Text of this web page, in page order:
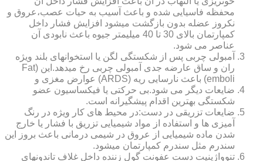
محفظه فاسیایی شده و باعث آسیب به حیات عصب،عروق و
نکروز عضله بدون بازگشت میشود افزایش فشار داخل
کمپارتمان بالای 30 تا 40 میلیمتر جیوه باعث نابودی آن
عناصر می شود.
آمبولی چربی پس از شکستگی لگن یا استخوانهای بلند ویژه
ران و ساق عارضه جدی آمبولی چربی رخ میدهد.این (Fat
emboli) باعث نارسایی ریه (ARDS) عوارض مغزی و
ضایعات دیگر می شود.بی حرکتی یا فیکساسیون عضو
شکستگی بهترین اقدام پیشگیرانه است.
ضایعات تزریقی در دست:در محیط های کار ویژه در رنگ
آمیزی ها و استفاده از مواد شیمیایی تزریق با فشار یا خارج
شدن ماده شیمیایی از عروق در شیمی درمانی باعث بروز این
سندرم مثل سندرم کمپارتمان میشود.
تنوواژینیت دست عفونت گول زننده داخل غلاف تاندونهای